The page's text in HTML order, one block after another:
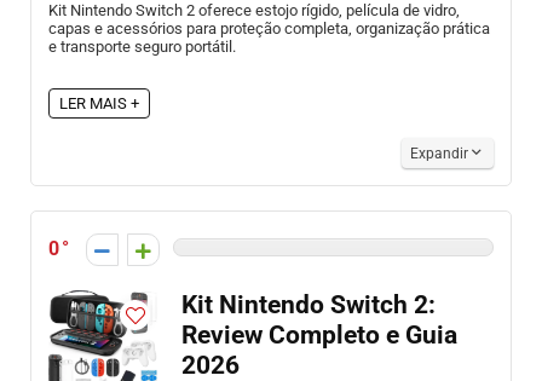
Kit Nintendo Switch 2 oferece estojo rígido, película de vidro,
capas e acessórios para proteção completa, organização prática
e transporte seguro portátil.
LER MAIS +
Expandir
0
Kit Nintendo Switch 2:
Review Completo e Guia
2026